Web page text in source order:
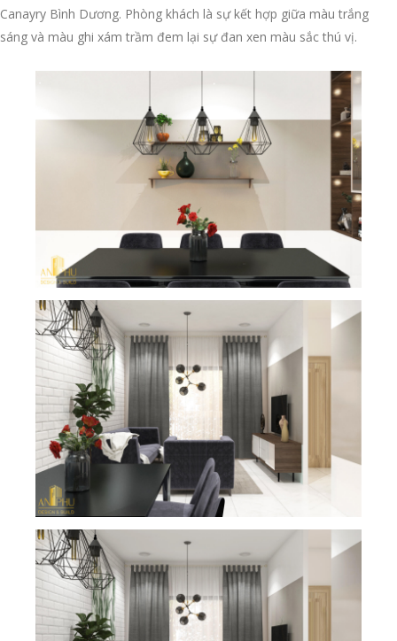
Canayry Bình Dương. Phòng khách là sự kết hợp giữa màu trắng
sáng và màu ghi xám trầm đem lại sự đan xen màu sắc thú vị.